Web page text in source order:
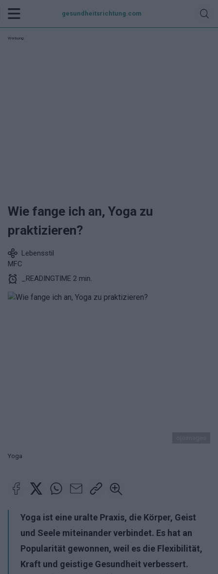
gesundheitsrichtung.com
Werbung:
Wie fange ich an, Yoga zu
praktizieren?
Lebensstil
MFC
_READINGTIME 2 min.
Yoga
Yoga ist eine uralte Praxis, die Körper, Geist
und Seele miteinander verbindet. Es hat an
Popularität gewonnen, weil es die Flexibilität,
Kraft und geistige Gesundheit verbessert.